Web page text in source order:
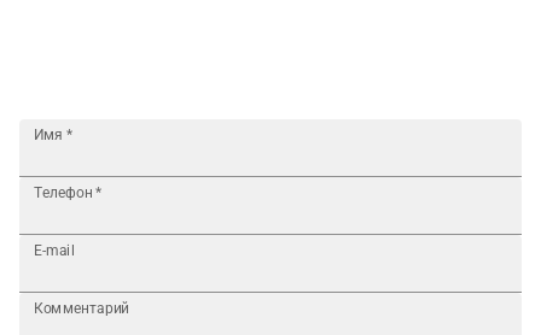
Имя *
Телефон *
E-mail
Комментарий